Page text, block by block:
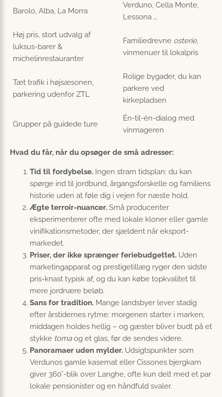
Barolo, Alba, La Morra
Verduno, Cella Monte,
Lessona …
Høj pris, stort udvalg af
luksus-barer &
michelinrestauranter
Familiedrevne osterie,
vinmenuer til lokalpris
Tæt trafik i højsæsonen,
parkering udenfor ZTL
Rolige bygader, du kan
parkere ved
kirkepladsen
Grupper på guidede ture
Én-til-én-dialog med
vinmageren
Hvad du får, når du opsøger de små adresser:
Tid til fordybelse. Ingen stram tidsplan: du kan
spørge ind til jordbund, årgangsforskelle og familiens
historie uden at føle dig i vejen for næste hold.
Ægte terroir-nuancer. Små producenter
eksperimenterer ofte med lokale kloner eller gamle
vinifikations­metoder, der sjældent når eksport­
markedet.
Priser, der ikke sprænger feriebudgettet. Uden
marketing­apparat og prestigetillæg ryger den sidste
pris‐knast typisk af, og du kan købe topkvalitet til
mere jordnære beløb.
Sans for tradition. Mange landsbyer lever stadig
efter årstidernes rytme: morgenen starter i marken,
middagen holdes hellig – og gæster bliver budt på et
stykke tomaog et glas, før de sendes videre.
Panoramaer uden mylder. Udsigtspunkter som
Verdunos gamle kasemat eller Cissones bjergkam
giver 360°‐blik over Langhe, ofte kun delt med et par
lokale pensionister og en håndfuld svaler.